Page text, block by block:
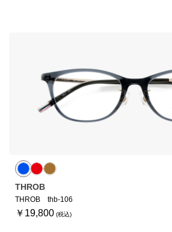
THROB
THROB thb-106
￥19,800